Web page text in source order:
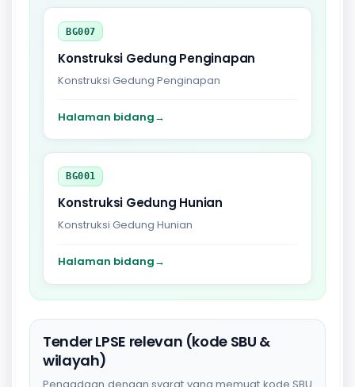
BG007
Konstruksi Gedung Penginapan
Konstruksi Gedung Penginapan
Halaman bidang→
BG001
Konstruksi Gedung Hunian
Konstruksi Gedung Hunian
Halaman bidang→
Tender LPSE relevan (kode SBU &
wilayah)